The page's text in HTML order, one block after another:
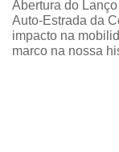
Abertura do
Auto-Estrada da
impacto na
marco na nossa